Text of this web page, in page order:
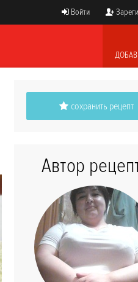
Войти
сохранить рецепт
Автор